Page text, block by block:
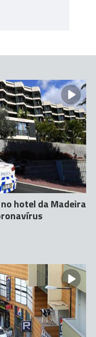
hotel da Madeira